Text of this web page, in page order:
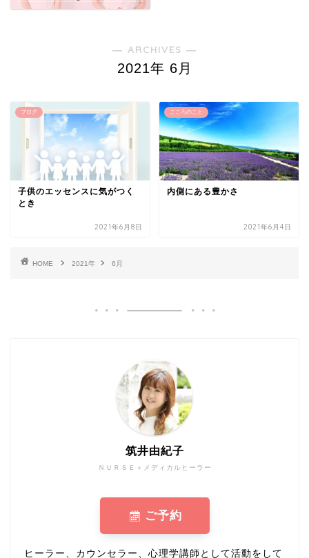
― ARCHIVES ―
2021年 6月
ブログ
子供のエッセンスに気がつく
とき
2021年6月8日
こころのこと
内側にある豊かさ
2021年6月4日
HOME 2021年 6月
ＮＵＲＳＥ＋メディカルヒーラー
筑井由紀子
ご予約
ヒーラー、カウンセラー、心理学講師として活動をして